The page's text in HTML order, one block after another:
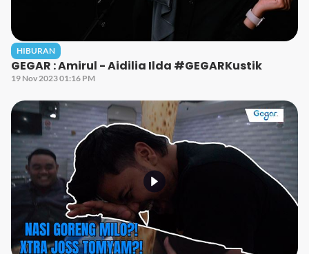
HIBURAN
GEGAR : Amirul - Aidilia Ilda #GEGARKustik
19 Nov 2023 01:16 PM